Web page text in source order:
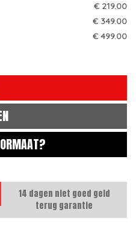
€ 219.00
€ 349.00
€ 499.00
14 dagen niet goed geld
terug garantie